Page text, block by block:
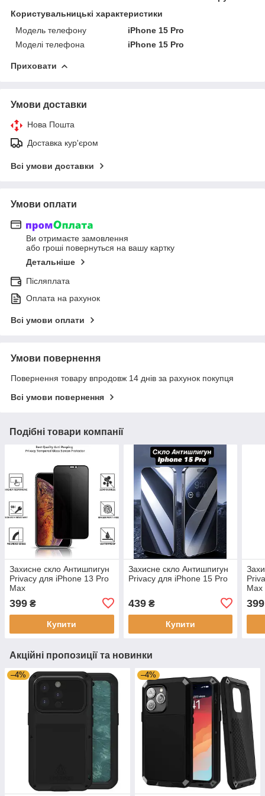
Користувальницькі характеристики
Модель телефону
iPhone 15 Pro
Моделі телефона
iPhone 15 Pro
Приховати
Умови доставки
Нова Пошта
Доставка кур'єром
Всі умови доставки
Умови оплати
Ви отримаєте замовлення
або гроші повернуться на вашу картку
Детальніше
Післяплата
Оплата на рахунок
Всі умови оплати
Умови повернення
Повернення товару впродовж 14 днів за рахунок покупця
Всі умови повернення
Подібні товари компанії
Захисне скло Антишпигун
Privacy для iPhone 13 Pro
Max
399 ₴
Купити
Захисне скло Антишпигун
Privacy для iPhone 15 Pro
439₴
Купити
Max
399
Акційні пропозиції та новинки
–4% –4%